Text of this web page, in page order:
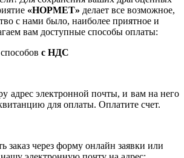
«НОРМЕТ» делает все возможное,
с нами было, наиболее приятное и
вам доступные способы оплаты:
с НДС
адрес электронной почты, и вам на него
для оплаты. Оплатите счет.
через форму онлайн заявки или